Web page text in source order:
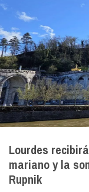
Lourdes
mariano y la
Rupnik